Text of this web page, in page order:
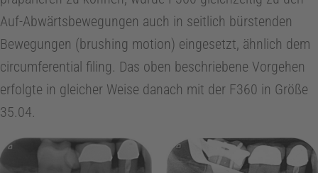
Auf-Abwärtsbewegungen auch in seitlich bürstenden
Bewegungen (brushing motion) eingesetzt, ähnlich dem
circumferential filing. Das oben beschriebene Vorgehen
erfolgte in gleicher Weise danach mit der F360 in Größe
35.04.